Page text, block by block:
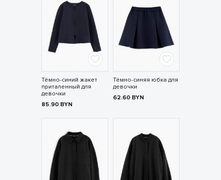
Тёмно-синий жакет
приталенный для
девочки
85.90 BYN
Тёмно-синяя юбка для
девочки
62.60 BYN